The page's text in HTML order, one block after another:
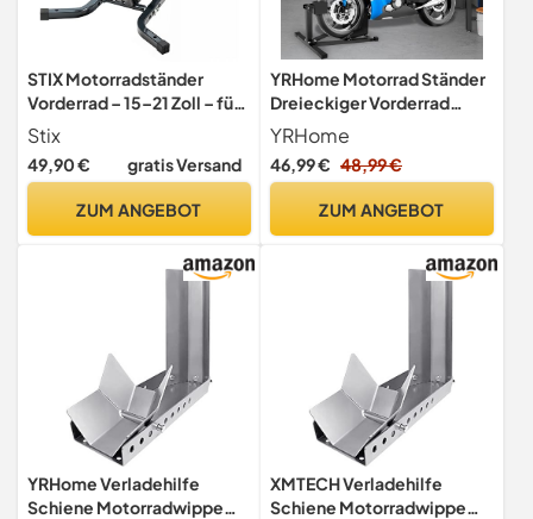
STIX Motorradständer
Vorderrad – 15–21 Zoll – für
Reifenbreite 100–130 mm –
bis 500 kg – Graphit –
Werkstatt & Transport
Stix
49,90 € gratis Versand
ZUM ANGEBOT
YRHome Motorrad Ständer
Dreieckiger Vorderrad
Montageständer Mit
rutschfeste Füße
Motorradwippe Dreistufig
Lackierung,Für 13-17" 90-
Garage, Werkstatt
YRHome
46,99 € 48,99 €
ZUM ANGEBOT
YRHome Verladehilfe
Schiene Motorradwippe
XMTECH Verladehilfe
Schiene Motorradwippe